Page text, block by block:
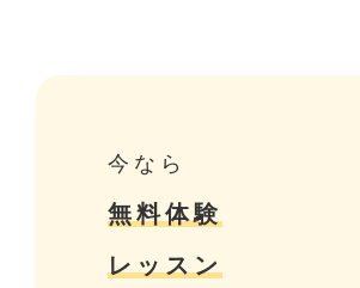
今なら
無料体験
レッスン